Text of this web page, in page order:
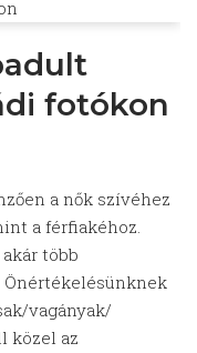
fotókon
a nők szívéhez
a férfiakéhoz.
több
Önértékelésünknek
vagányak/
közel az